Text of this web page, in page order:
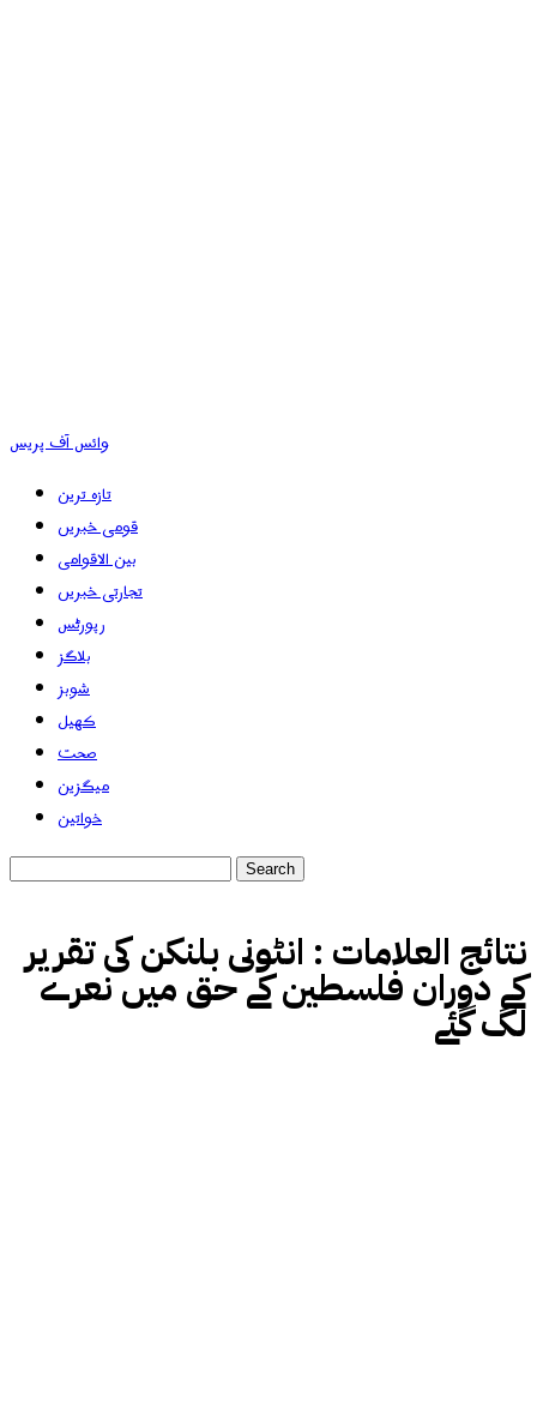
وائس آف پریس
تازہ ترین
قومی خبریں
بین الاقوامی
تجارتی خبریں
رپورٹس
بلاگز
شوبز
کھیل
صحت
میگزین
خواتین
نتائج العلامات : انٹونی بلنکن کی تقریر
کے دوران فلسطین کے حق میں نعرے
لگ گئے